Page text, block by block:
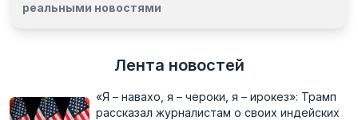
реальными новостями
Лента новостей
«Я – навахо, я – чероки, я – ирокез»: Трамп
рассказал журналистам о своих индейских